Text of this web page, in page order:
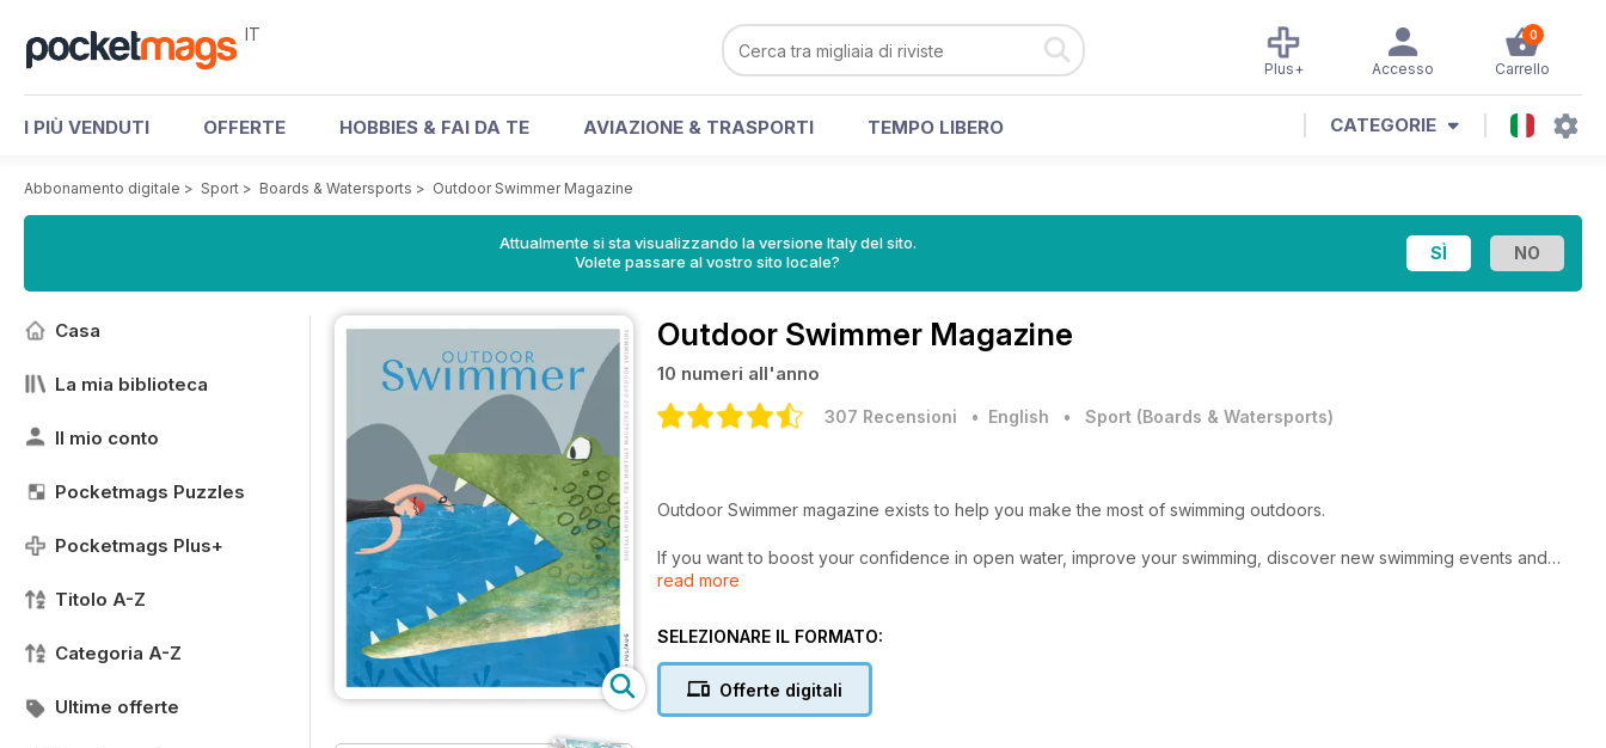
IT 0
Carrello
Accesso
Plus+
I PIÙ VENDUTI OFFERTE HOBBIES & FAI DA TE AVIAZIONE & TRASPORTI TEMPO LIBERO CATEGORIE
Abbonamento digitale > Sport > Boards & Watersports > Outdoor Swimmer Magazine
Attualmente si sta visualizzando la versione Italy del sito.
Volete passare al vostro sito locale?
Casa
La mia biblioteca
Il mio conto
Pocketmags Puzzles
Pocketmags Plus+
Titolo A-Z
Categoria A-Z
Ultime offerte
Outdoor Swimmer Magazine
10 numeri all'anno
307 Recensioni • English • Sport (Boards & Watersports)
Outdoor Swimmer magazine exists to help you make the most of swimming outdoors.
If you want to boost your confidence in open water, improve your swimming, discover new swimming events and
locations, and stay up to date with what’s happening in outdoor swimming, join our global community of swimmers
read more
SELEZIONARE IL FORMATO:
Offerte digitali